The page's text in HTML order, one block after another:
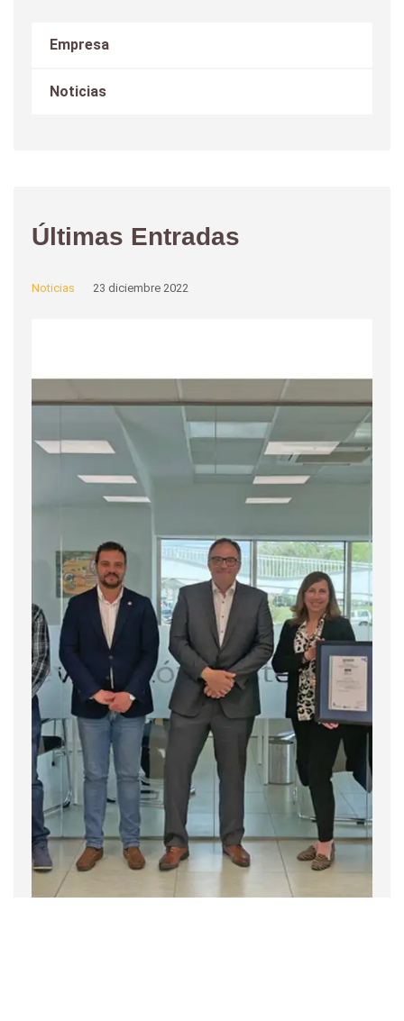
Empresa
Noticias
Últimas Entradas
Noticias 23 diciembre 2022